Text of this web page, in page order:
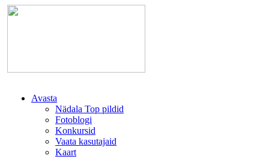
Avasta
Nädala Top pildid
Fotoblogi
Konkursid
Vaata kasutajaid
Kaart